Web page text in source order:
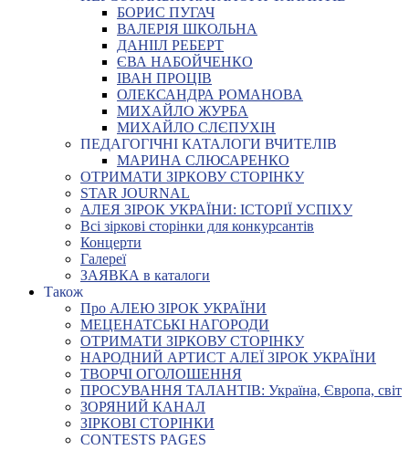
БОРИС ПУГАЧ
ВАЛЕРІЯ ШКОЛЬНА
ДАНІІЛ РЕБЕРТ
ЄВА НАБОЙЧЕНКО
ІВАН ПРОЦІВ
ОЛЕКСАНДРА РОМАНОВА
МИХАЙЛО ЖУРБА
МИХАЙЛО СЛЄПУХІН
ПЕДАГОГІЧНІ КАТАЛОГИ ВЧИТЕЛІВ
МАРИНА СЛЮСАРЕНКО
ОТРИМАТИ ЗІРКОВУ СТОРІНКУ
STAR JOURNAL
АЛЕЯ ЗІРОК УКРАЇНИ: ІСТОРІЇ УСПІХУ
Всі зіркові сторінки для конкурсантів
Концерти
Галереї
ЗАЯВКА в каталоги
Також
Про АЛЕЮ ЗІРОК УКРАЇНИ
МЕЦЕНАТСЬКІ НАГОРОДИ
ОТРИМАТИ ЗІРКОВУ СТОРІНКУ
НАРОДНИЙ АРТИСТ АЛЕЇ ЗІРОК УКРАЇНИ
ТВОРЧІ ОГОЛОШЕННЯ
ПРОСУВАННЯ ТАЛАНТІВ: Україна, Європа, світ
ЗОРЯНИЙ КАНАЛ
ЗІРКОВІ СТОРІНКИ
CONTESTS PAGES